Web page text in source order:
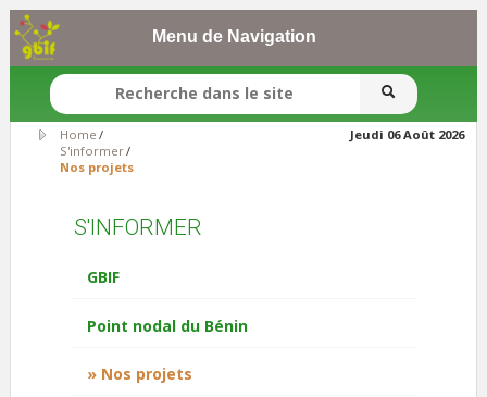
Menu de Navigation
SEARCH FORM Search
Search
Jeudi 06 Août 2026
Home /
S'informer/
Nos projets
S'INFORMER
GBIF
Point nodal du Bénin
Nos projets